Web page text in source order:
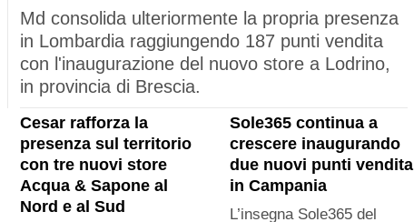
Md consolida ulteriormente la propria presenza
in Lombardia raggiungendo 187 punti vendita
con l'inaugurazione del nuovo store a Lodrino,
in provincia di Brescia.
Cesar rafforza la
presenza sul territorio
con tre nuovi store
Acqua & Sapone al
Nord e al Sud
Sole365 continua a
crescere inaugurando
due nuovi punti vendita
in Campania
L’insegna Sole365 del